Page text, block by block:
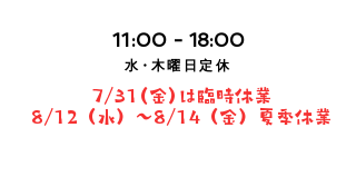
11 :00 - 18:00
水・ 木曜日定休
7/31(金)は臨時休業
8/12（水）〜8/14（金）夏季休業